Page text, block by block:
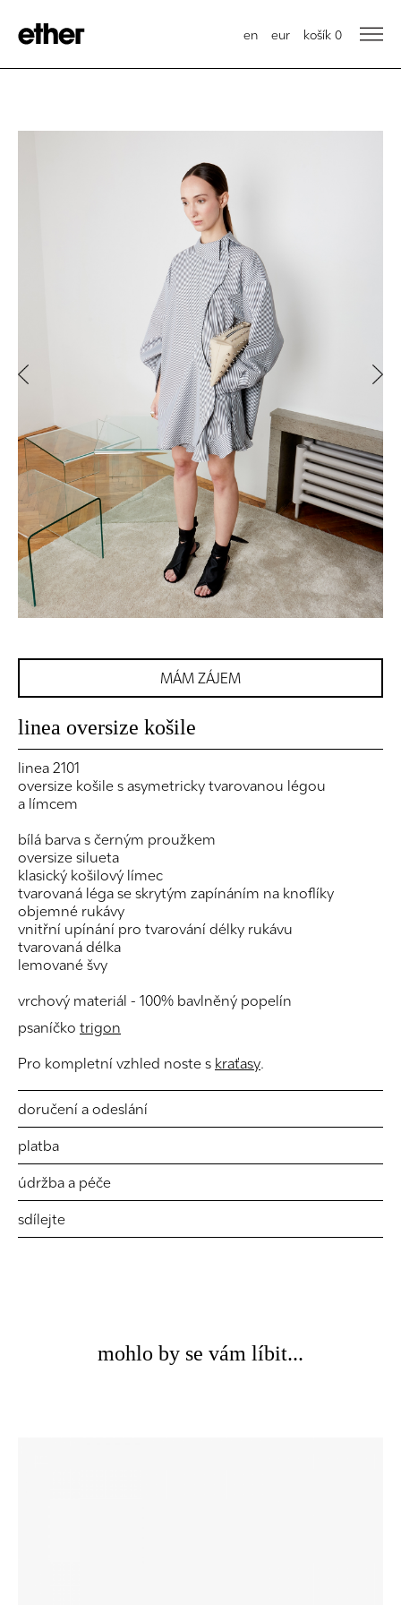
en eur košík 0
Previous
MÁM ZÁJEM
linea oversize košile
linea 2101
oversize košile s asymetricky tvarovanou légou
a límcem
bílá barva s černým proužkem
oversize silueta
klasický košilový límec
tvarovaná léga se skrytým zapínáním na knoflíky
objemné rukávy
vnitřní upínání pro tvarování délky rukávu
tvarovaná délka
lemované švy
vrchový materiál - 100% bavlněný popelín
psaníčko trigon
Pro kompletní vzhled noste s kraťasy.
doručení a odeslání
platba
údržba a péče
sdílejte
mohlo by se vám líbit...